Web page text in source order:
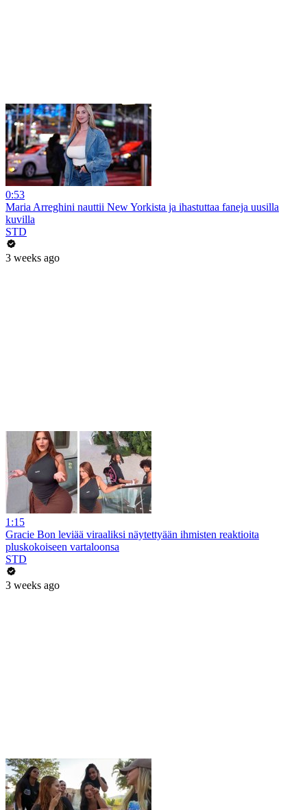
0:53
Maria Arreghini nauttii New Yorkista ja ihastuttaa faneja uusilla
kuvilla
STD
3 weeks ago
1:15
Gracie Bon leviää viraaliksi näytettyään ihmisten reaktioita
pluskokoiseen vartaloonsa
STD
3 weeks ago